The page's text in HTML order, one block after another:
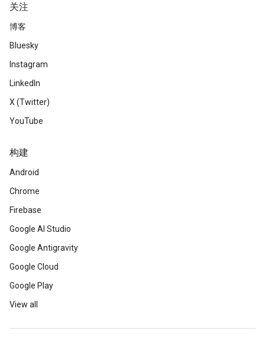
关注
博客
Bluesky
Instagram
LinkedIn
X (Twitter)
YouTube
构建
Android
Chrome
Firebase
Google AI Studio
Google Antigravity
Google Cloud
Google Play
View all